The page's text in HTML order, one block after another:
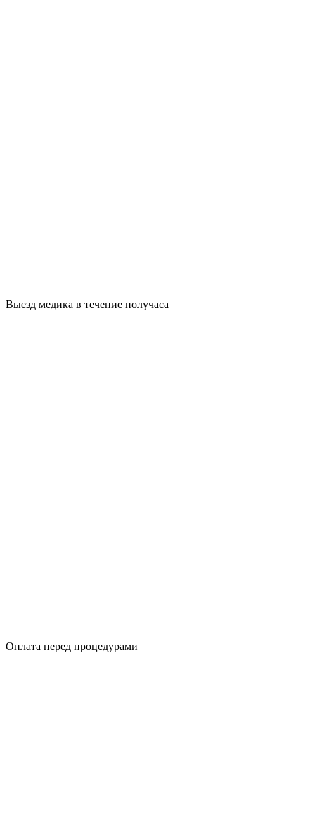
Выезд медика в течение получаса
Оплата перед процедурами